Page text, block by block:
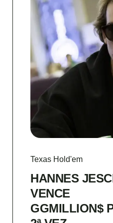
Texas Hold'em
HANNES
VENCE
GGMILLION$